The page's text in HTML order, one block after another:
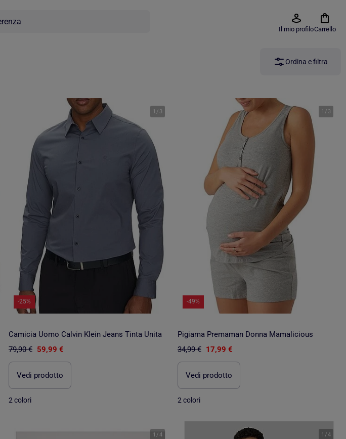
Il mio profiloCarrello
Ordina e filtra
1 / 3
-25%
Camicia Uomo Calvin Klein Jeans Tinta Unita
79,90 € 59,99 €
Vedi prodotto
2 colori
1 / 3
-49%
Pigiama Premaman Donna Mamalicious
34,99 € 17,99 €
Vedi prodotto
2 colori
1 /4 1 /4